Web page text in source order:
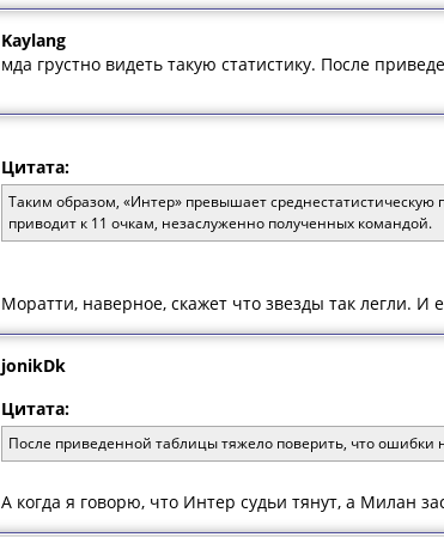
Kaylang
мда грустно видеть такую статистику. После
Цитата:
Таким образом, «Интер» превышает
приводит к 11 очкам, незаслуженно полученных командой.
Моратти, наверное, скажет что звезды так легли.
jonikDk
Цитата:
После приведенной таблицы тяжело поверить, что ошибки
А когда я говорю, что Интер судьи тянут, а Милан